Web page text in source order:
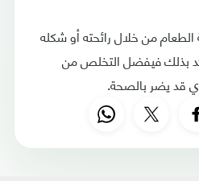
من خلال رائحته أو شكله
بذلك فيفضل التخلص من
قد يضر بالصحة.